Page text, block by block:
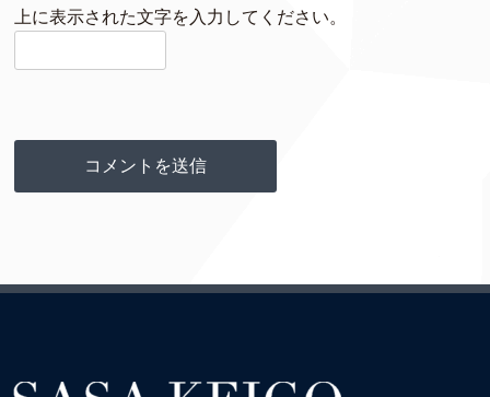
上に表示された文字を入力してください。